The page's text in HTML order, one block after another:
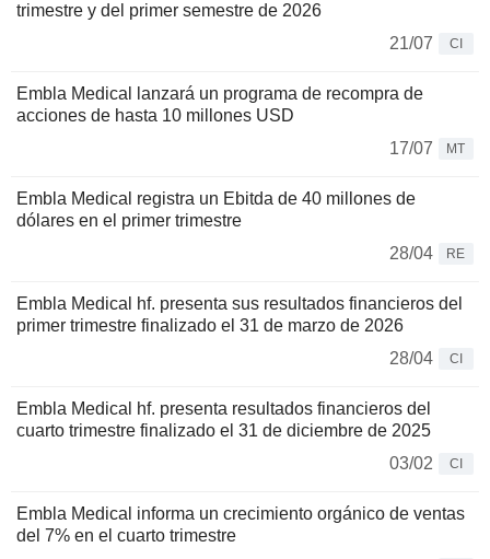
trimestre y del primer semestre de 2026
21/07
CI
Embla Medical lanzará un programa de recompra de
acciones de hasta 10 millones USD
17/07
MT
Embla Medical registra un Ebitda de 40 millones de
dólares en el primer trimestre
28/04
RE
Embla Medical hf. presenta sus resultados financieros del
primer trimestre finalizado el 31 de marzo de 2026
28/04
CI
Embla Medical hf. presenta resultados financieros del
cuarto trimestre finalizado el 31 de diciembre de 2025
03/02
CI
Embla Medical informa un crecimiento orgánico de ventas
del 7% en el cuarto trimestre